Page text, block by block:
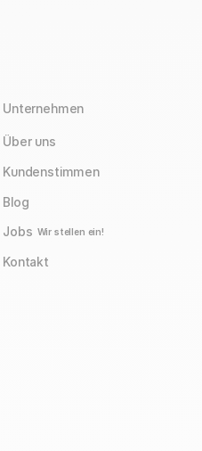
Unternehmen
Über uns
Kundenstimmen
Blog
Jobs Wir stellen ein!
Kontakt